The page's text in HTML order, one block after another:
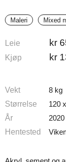
Maleri Mixed
Leie kr
Kjøp kr
Vekt
8 kg
Størrelse
120
År
2020
Hentested